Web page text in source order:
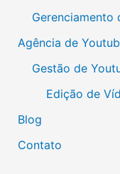
Gerenciamento
Agência de
Gestão de
Edição de
Blog
Contato